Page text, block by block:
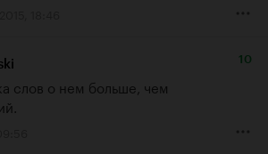
10
слов о нем больше, чем